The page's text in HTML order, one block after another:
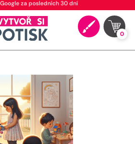
Google za posledních 30 dní
0